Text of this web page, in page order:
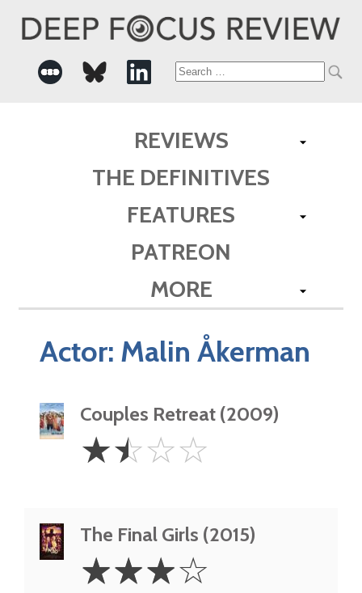
Search
REVIEWS
THE DEFINITIVES
FEATURES
PATREON
MORE
Actor: Malin Åkerman
Couples Retreat (2009)
1.5
Stars
☆☆☆☆
The Final Girls (2015)
Stars
☆☆☆☆